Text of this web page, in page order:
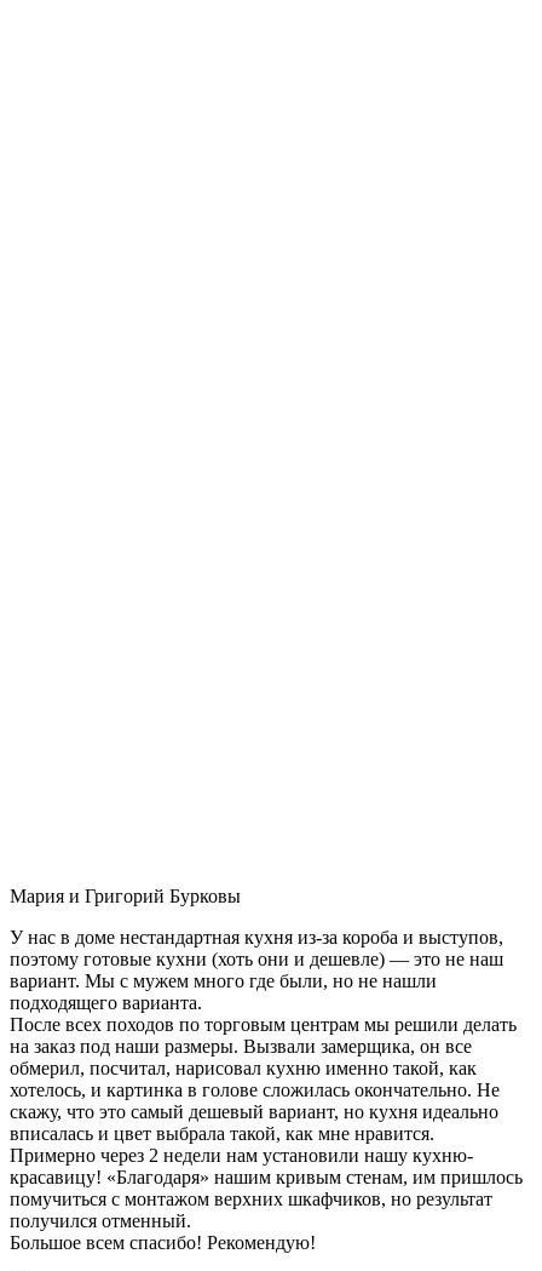
Мария и Григорий Бурковы
У нас в доме нестандартная кухня из-за короба и выступов,
поэтому готовые кухни (хоть они и дешевле) — это не наш
вариант. Мы с мужем много где были, но не нашли
подходящего варианта.
После всех походов по торговым центрам мы решили делать
на заказ под наши размеры. Вызвали замерщика, он все
обмерил, посчитал, нарисовал кухню именно такой, как
хотелось, и картинка в голове сложилась окончательно. Не
скажу, что это самый дешевый вариант, но кухня идеально
вписалась и цвет выбрала такой, как мне нравится.
Примерно через 2 недели нам установили нашу кухню-
красавицу! «Благодаря» нашим кривым стенам, им пришлось
помучиться с монтажом верхних шкафчиков, но результат
получился отменный.
Большое всем спасибо! Рекомендую!